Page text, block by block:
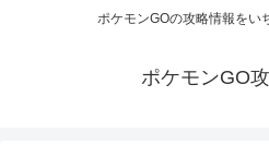
ポケモンGOの攻略情報をい
ポケモンGO